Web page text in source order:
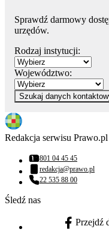
Sprawdź darmowy
urzędów.
Rodzaj instytucji:
Województwo:
Szukaj danych
Redakcja serwisu Prawo.pl
Numer telefonu:
801 04 45 45
Adres email:
redakcja@prawo.pl
Numer telefonu:
22 535 88 00
Śledź nas
facebook -
Przejdź